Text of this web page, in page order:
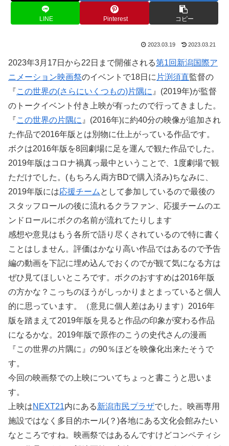
LINE Pinterest コピー
2023.03.19 2023.03.21
2023年3月17日から22日まで開催される第1回新潟国際ア
ニメーション映画祭のイベントで18日に 片渕須直監督の
『この世界の(さらにいくつもの)片隅に 』(2019年)が監督
のトークイベント付き上映が有ったので行ってきました。
『この世界の片隅に 』(2016年)に約40分の映像が追加され
た作品で2016年版とは別物に仕上がっている作品です。
ボクは2016年版を8回劇場に足を運んで観た作品でした。
2019年版はコロナ禍真っ最中ということで、1度劇場で観
ただけでした。(もちろん両方BDで購入済み)ちなみに、
2019年版には応援チーム として参加しているので最後の
スタッフロールの後に流れるクラファン、応援チームのエ
ンドロールにボクの名前が流れてたりします
感想や意見はもう各所で語り尽くされているので特に書く
ことはしません。評価はかなり高い作品ではあるので予告
編の動画を下記に埋め込んでおくのでが観て気になる方は
ぜひ見てほしいところです。ボクのおすすめは2016年版
の方かな？こっちのほうがしっかりまとまっていると個人
的に思っています。（意見に個人差はあります）2016年
版を踏まえて2019年版を見ると作品の印象が変わる作品
になるかな。2019年版で原作のこうの史代さんの漫画
『この世界の片隅に』の90％ほどを映像化出来たそうで
す。
今回の映画祭での上映についてちょっと書こうと思いま
す。
上映はNEXT21内にある新潟市民プラザでした。映画専用
施設ではなく多目的ホール(？)各地にある文化会館みたい
なところですね。映画祭ではあるんですけどコンペティシ